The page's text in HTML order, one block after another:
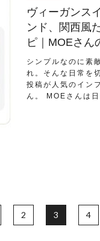
ヴィーガンス
ンド、関西風
ピ｜MOEさん
シンプルなのに素
れ。そんな日常を
投稿が人気のイン
ん。 MOEさんは
2 3 4